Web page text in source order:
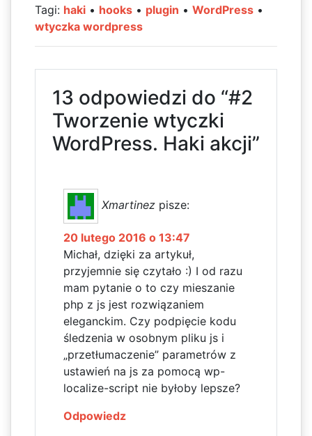
Tagi: haki• hooks• plugin • WordPress•
wtyczka wordpress
13 odpowiedzi do “#2
Tworzenie wtyczki
WordPress. Haki akcji”
Xmartinez pisze:
20 lutego 2016 o 13:47
Michał, dzięki za artykuł,
przyjemnie się czytało :) I od razu
mam pytanie o to czy mieszanie
php z js jest rozwiązaniem
eleganckim. Czy podpięcie kodu
śledzenia w osobnym pliku js i
„przetłumaczenie” parametrów z
ustawień na js za pomocą wp-
localize-script nie byłoby lepsze?
Odpowiedz